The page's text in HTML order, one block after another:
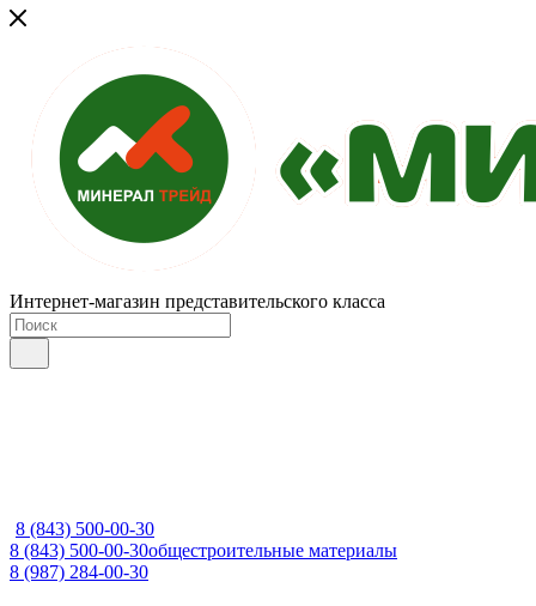
Интернет-магазин представительского класса
8 (843) 500-00-30
8 (843) 500-00-30общестроительные материалы
8 (987) 284-00-30